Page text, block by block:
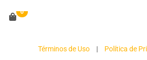
0
Términos de Uso | Política de